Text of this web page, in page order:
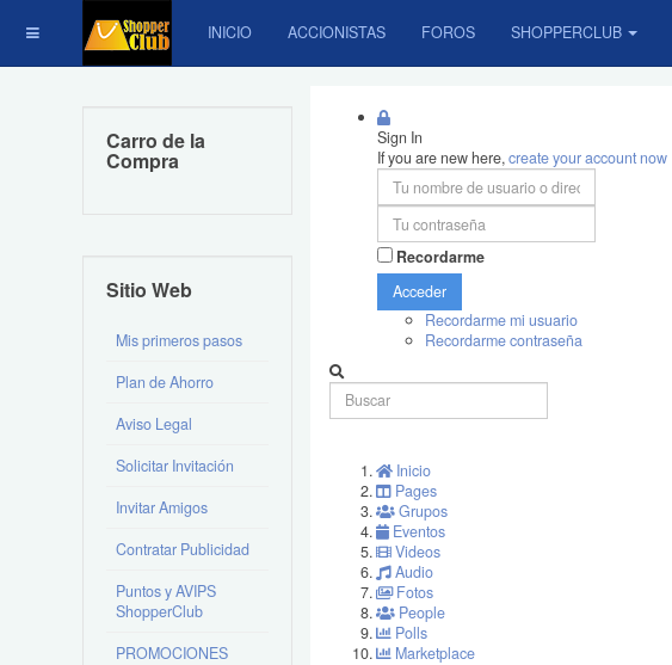
INICIO ACCIONISTAS FOROS SHOPPERCLUB
Sign In
If you are new here,create your account now
Recordarme
Acceder
Recordarme mi usuario
Recordarme contraseña
Inicio
Pages
Grupos
Eventos
Videos
Audio
Fotos
People
Polls
Marketplace
Carro de la
Compra
Sitio Web
Mis primeros pasos
Plan de Ahorro
Aviso Legal
Solicitar Invitación
Invitar Amigos
Contratar Publicidad
Puntos y AVIPS
ShopperClub
PROMOCIONES